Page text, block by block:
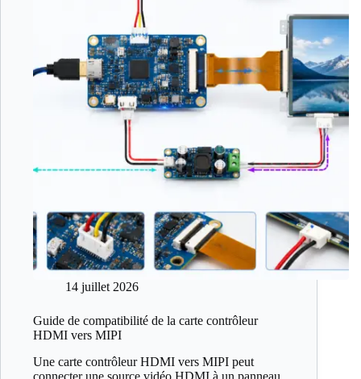
14 juillet 2026
Guide de compatibilité de la carte contrôleur
HDMI vers MIPI
Une carte contrôleur HDMI vers MIPI peut